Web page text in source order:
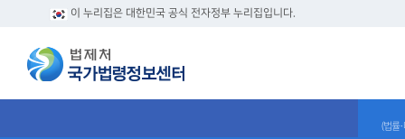
이 누리집은 대한민국 공식 전자정부 누리집입니다.
(법률